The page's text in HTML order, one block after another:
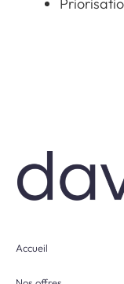
Accueil